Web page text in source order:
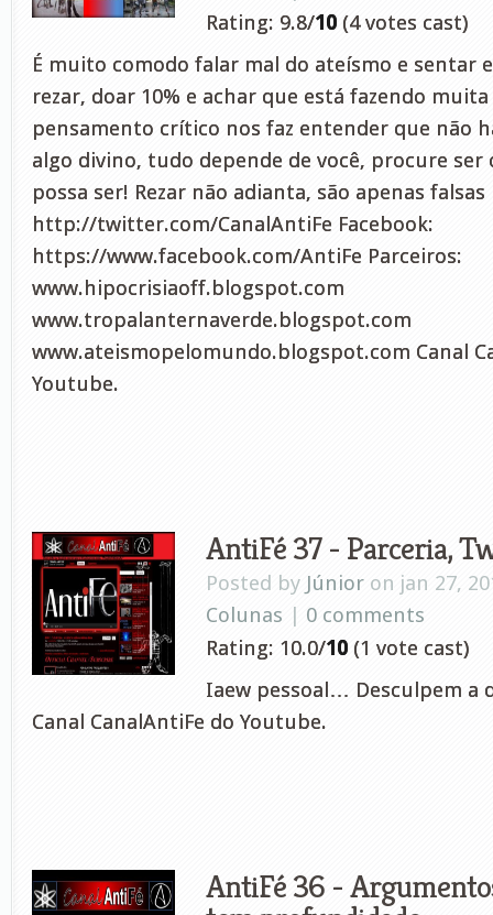
Rating: 9.8/10 (4 votes cast)
É muito comodo falar mal do ateísmo e sentar
rezar, doar 10% e achar que está fazendo muita
pensamento crítico nos faz entender que não
algo divino, tudo depende de você, procure ser
possa ser! Rezar não adianta, são apenas
http://twitter.com/CanalAntiFe Facebook:
https://www.facebook.com/AntiFe Parceiros:
www.hipocrisiaoff.blogspot.com
www.tropalanternaverde.blogspot.com
www.ateismopelomundo.blogspot.com Canal
Youtube.
AntiFé 37 - Parceria,
Posted by Júnior on jan 27,
Colunas | 0 comments
Rating: 10.0/10 (1 vote cast)
Iaew pessoal… Desculpem a
Canal CanalAntiFe do Youtube.
AntiFé 36 -